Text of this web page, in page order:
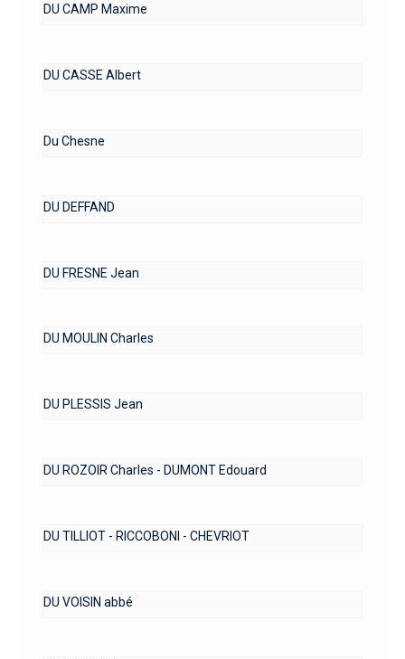
DU CAMP Maxime
DU CASSE Albert
Du Chesne
DU DEFFAND
DU FRESNE Jean
DU MOULIN Charles
DU PLESSIS Jean
DU ROZOIR Charles - DUMONT Edouard
DU TILLIOT - RICCOBONI - CHEVRIOT
DU VOISIN abbé